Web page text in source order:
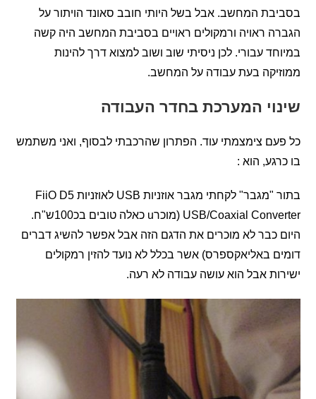
המחשב. אבל בשל היותי חובב סאונד הויתור על
ראויה ורמקולים ראויים בסביבת המחשב היה קשה
עבורי. לכן ניסיתי שוב ושוב למצוא דרך להינות
בעת עבודה על המחשב.
המערכת בחדר העבודה
צימצמתי עוד. הפתרון שהרכבתי לבסוף, ואני משתמש
הוא :
בתור "מגבר" לקחתי מגבר אוזניות USB לאוזניות FiiO D5
USB/Coaxial Converter (מוכרu כאלה טובים בכ100ש"ח.
כבר לא מוכרים את הדגם הזה אבל אפשר להשיג דברים
באליאקספרס) אשר בכלל לא נועד להזין רמקולים
אבל הוא עושה עבודה לא רעה.